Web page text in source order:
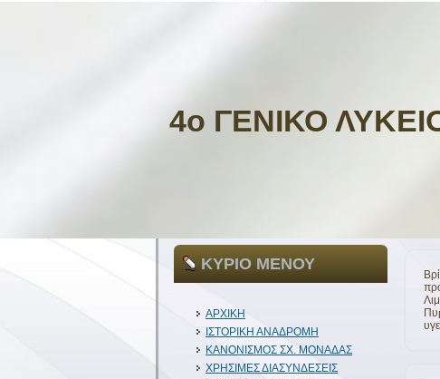
4ο ΓΕΝΙΚΟ
ΚΥΡΙΟ ΜΕΝΟΥ
ΑΡΧΙΚΗ
ΙΣΤΟΡΙΚΗ ΑΝΑΔΡΟΜΗ
ΚΑΝΟΝΙΣΜΟΣ ΣΧ. ΜΟΝΑΔΑΣ
ΧΡΗΣΙΜΕΣ ΔΙΑΣΥΝΔΕΣΕΙΣ